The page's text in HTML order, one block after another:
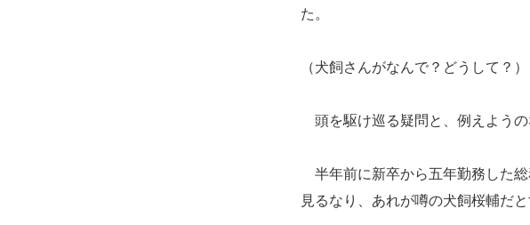
た。
（犬飼さんがなんで？どうして？）
頭を駆け巡る疑問と、例えようの
半年前に新卒から五年勤務した総
見るなり、あれが噂の犬飼桜輔だと